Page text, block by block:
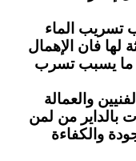
تسريب الماء
لها فان الإهمال
ما يسبب تسرب
والعمالة
بالداير من لمن
والكفاءة